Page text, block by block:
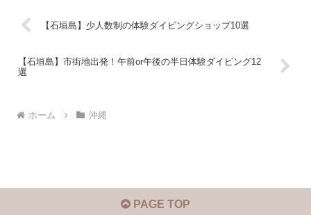
【石垣島】少人数制の体験ダイビングショップ10選
【石垣島】市街地出発！午前or午後の半日体験ダイビング12
選
ホーム 沖縄
PAGE TOP